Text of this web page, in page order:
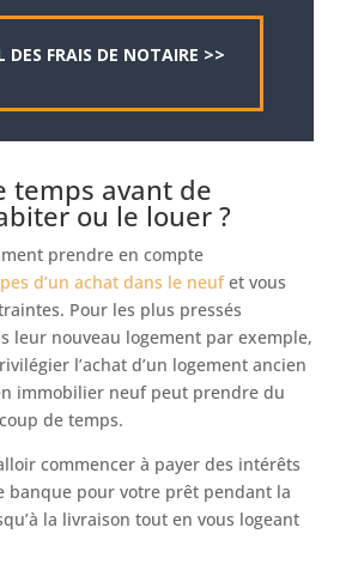
DES FRAIS DE NOTAIRE >>
temps avant de
ou le louer ?
prendre en compte
d’un achat dans le neufet vous
Pour les plus pressés
leur nouveau logement par exemple,
l’achat d’un logement ancien
immobilier neuf peut prendre du
de temps.
commencer à payer des intérêts
banque pour votre prêt pendant la
la livraison tout en vous logeant